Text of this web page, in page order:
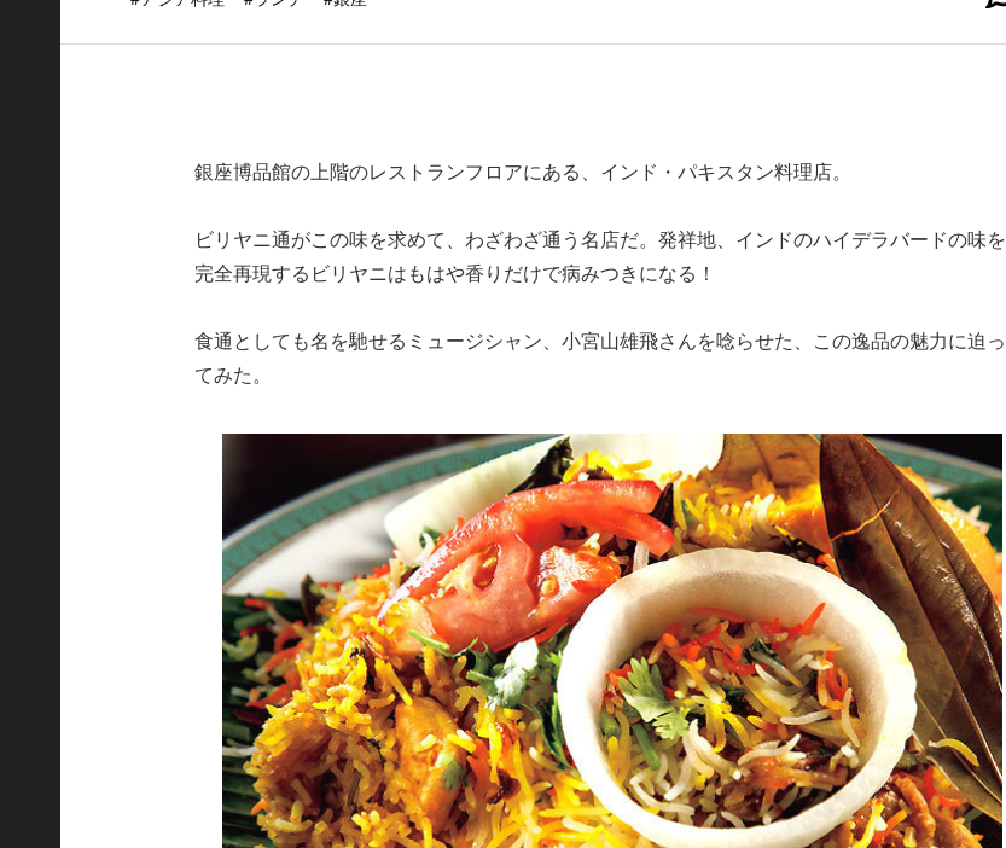
銀座博品館の上階のレストランフロアにある、インド・パキスタン料理店。
ビリヤニ通がこの味を求めて、わざわざ通う名店だ。発祥地、インドのハイデラバードの味を
完全再現するビリヤニはもはや香りだけで病みつきになる！
食通としても名を馳せるミュージシャン、小宮山雄飛さんを唸らせた、この逸品の魅力に迫っ
てみた。